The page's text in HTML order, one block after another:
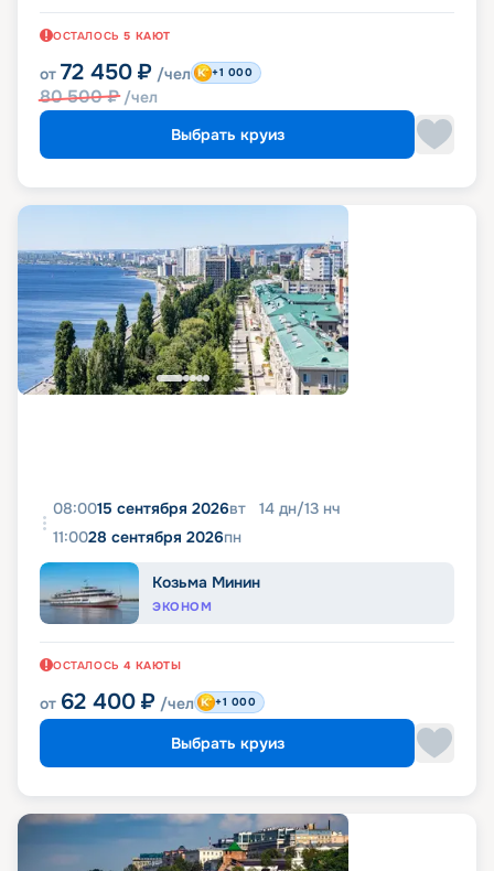
ОСТАЛОСЬ 5 КАЮТ
от 72 450 ₽ /чел
80 500₽ /чел
+1 000
Выбрать круиз
08:0015 сентября 2026вт 14 дн/13 нч
11:0028 сентября 2026пн
Козьма Минин
ЭКОНОМ
ОСТАЛОСЬ 4 КАЮТЫ
от 62 400 ₽ /чел +1 000
Выбрать круиз